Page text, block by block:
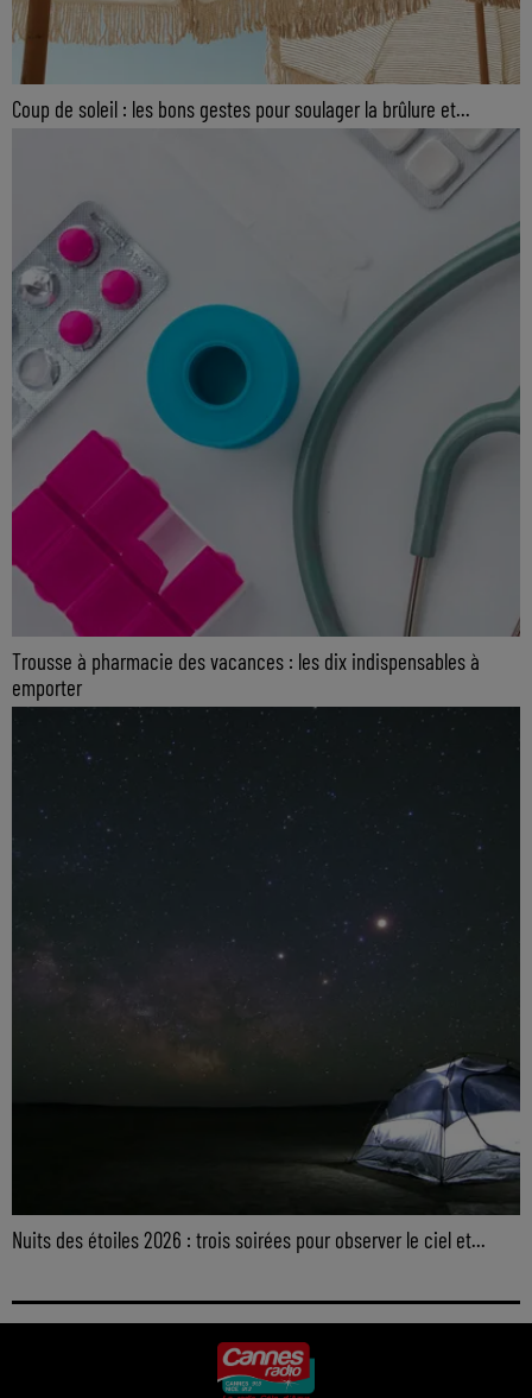
Coup de soleil : les bons gestes pour soulager la brûlure et...
Trousse à pharmacie des vacances : les dix indispensables à
emporter
Nuits des étoiles 2026 : trois soirées pour observer le ciel et...